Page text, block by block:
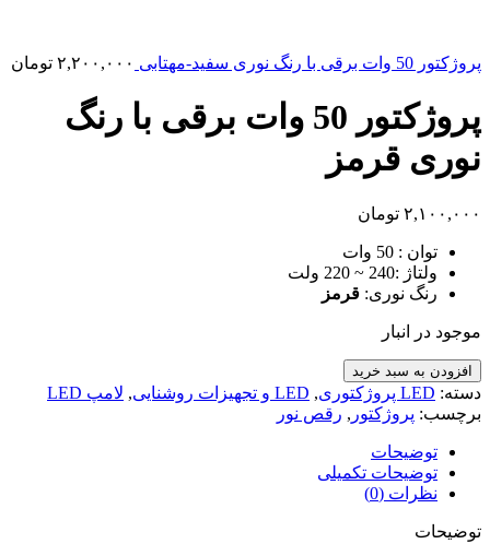
پروژکتور 50 وات برقی با رنگ نوری سفید-مهتابی ۲,۲۰۰,۰۰۰ تومان
پروژکتور 50 وات برقی با رنگ
نوری قرمز
۲,۱۰۰,۰۰۰ تومان
توان : 50 وات
ولتاژ :240 ~ 220 ولت
رنگ نوری: قرمز
موجود در انبار
پروژکتور
50
وات
برقی
رنگ
نوری
عدد
افزودن به سبد خرید
دسته: LED پروژکتوری , LED و تجهیزات روشنایی , لامپ LED
برچسب: پروژکتور , رقص نور
توضیحات
توضیحات تکمیلی
نظرات (0)
توضیحات